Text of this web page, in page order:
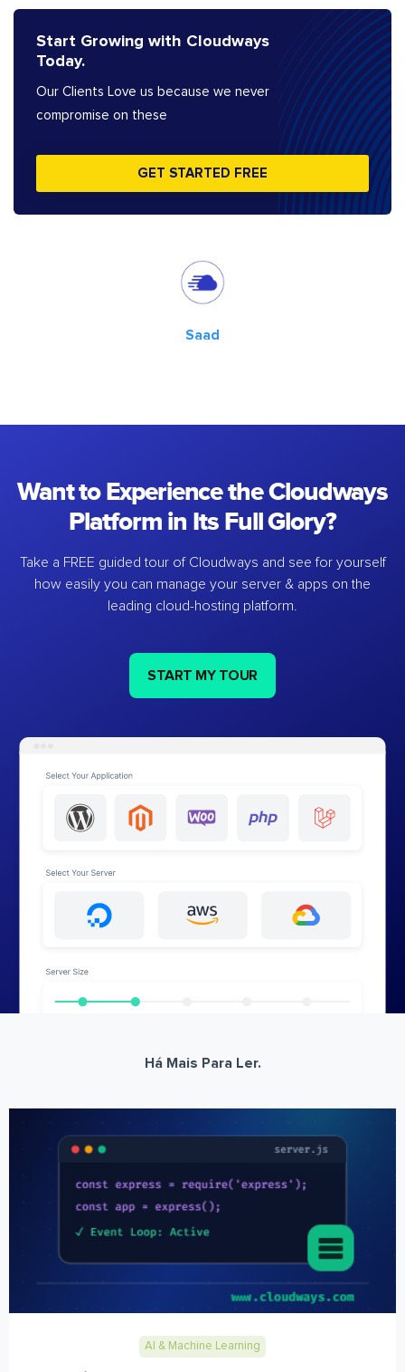
Start Growing with Cloudways
Today.
Our Clients Love us because we never
compromise on these
GET STARTED FREE
Saad
Want to Experience the Cloudways
Platform in Its Full Glory?
Take a FREE guided tour of Cloudways and see for yourself
how easily you can manage your server & apps on the
leading cloud-hosting platform.
START MY TOUR
Há Mais Para Ler.
AI & Machine Learning